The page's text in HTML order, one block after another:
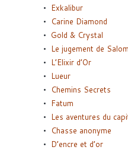
Exkalibur
Carine Diamond
Gold & Crystal
Le jugement de
L’Elixir d’Or
Lueur
Chemins Secrets
Fatum
Les aventures du
Chasse anonyme
D’encre et d’or